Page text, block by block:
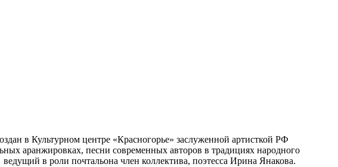
в Культурном центре «Красногорье» заслуженной артисткой РФ
аранжировках, песни современных авторов в традициях народного
в роли почтальона член коллектива, поэтесса Ирина Янакова.